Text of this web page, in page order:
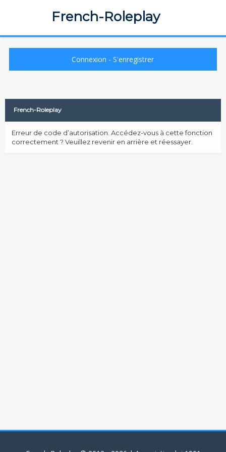
French-Roleplay
Connexion -S'enregistrer
French-Roleplay
Erreur de code d’autorisation. Accédez-vous à cette fonction
correctement ? Veuillez revenir en arrière et réessayer.